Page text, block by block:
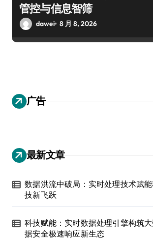
管控与信息智筛
dawei 8 月 8, 2026
广告
最新文章
数据洪流中破局：实时处理技术赋
技新飞跃
科技赋能：实时数据处理引擎构筑
据安全极速响应新生态